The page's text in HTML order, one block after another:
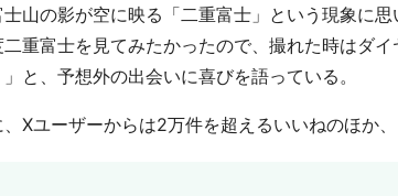
山の影が空に映る「二重富士」という現象に
二重富士を見てみたかったので、撮れた時はダ
と、予想外の出会いに喜びを語っている。
Xユーザーからは2万件を超えるいいねのほか、